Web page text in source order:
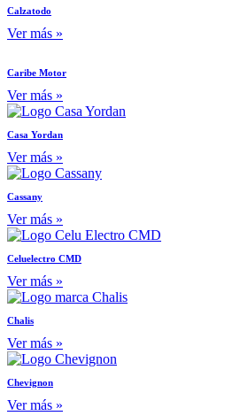
Calzatodo
Ver más »
Caribe Motor
Ver más »
Casa Yordan
Ver más »
Cassany
Ver más »
Celuelectro CMD
Ver más »
Chalis
Ver más »
Chevignon
Ver más »